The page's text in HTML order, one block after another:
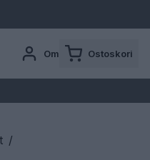
Oma tili Ostoskori
/